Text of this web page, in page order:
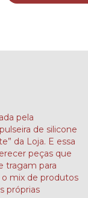
pela
de silicone
da Loja. E essa
peças que
tragam para
o mix de produtos
próprias